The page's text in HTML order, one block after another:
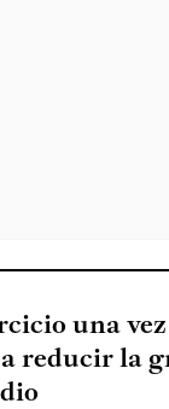
una
reducir la